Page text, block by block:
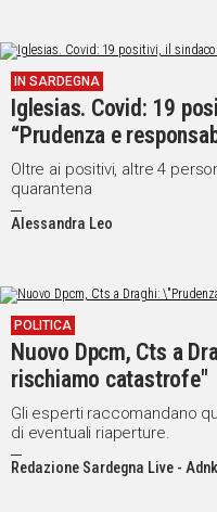
EVENTI
STORIE
VIDEO
WHATSAPP
Social
IN SARDEGNA
Iglesias. Covid: 19
“Prudenza e
Oltre ai positivi, altre 4
quarantena
Alessandra Leo
POLITICA
Nuovo Dpcm, Cts a
rischiamo catastrofe"
Gli esperti raccomandano
di eventuali riaperture.
Redazione Sardegna Live -